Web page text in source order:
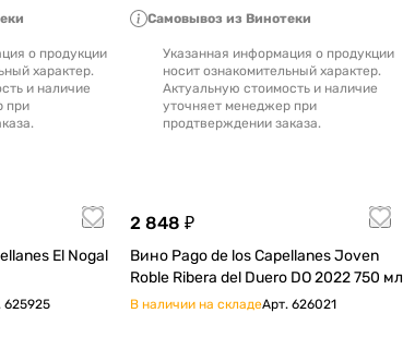
о продукции
характер.
и наличие
при
Самовывоз из Винотеки
Указанная информация о продукции
носит ознакомительный характер.
Актуальную стоимость и наличие
уточняет менеджер при
продтверждении заказа.
El Nogal
625925
2 848 ₽
Вино Pago de los Capellanes Joven
Roble Ribera del Duero DO 2022 750 мл
В наличии на складеАрт. 626021